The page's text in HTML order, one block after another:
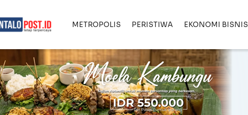
METROPOLIS PERISTIWA EKONOMI BISNIS